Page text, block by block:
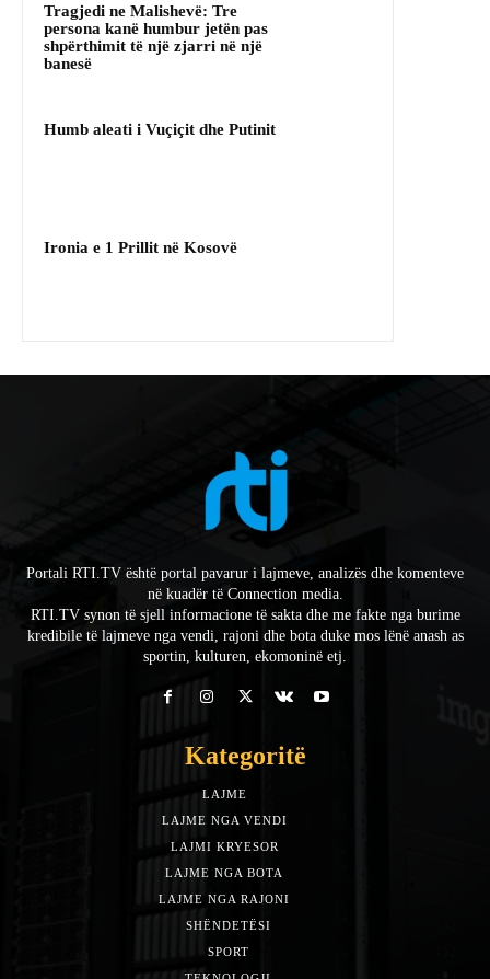
Tragjedi ne Malishevë: Tre
persona kanë humbur jetën pas
shpërthimit të një zjarri në një
banesë
Humb aleati i Vuçiçit dhe Putinit
Ironia e 1 Prillit në Kosovë
Portali RTI.TV është portal pavarur i lajmeve, analizës dhe komenteve
në kuadër të Connection media.
RTI.TV synon të sjell informacione të sakta dhe me fakte nga burime
kredibile të lajmeve nga vendi, rajoni dhe bota duke mos lënë anash as
sportin, kulturen, ekomoninë etj.
Kategoritë
LAJME
LAJME NGA VENDI
LAJMI KRYESOR
LAJME NGA BOTA
LAJME NGA RAJONI
SHËNDETËSI
SPORT